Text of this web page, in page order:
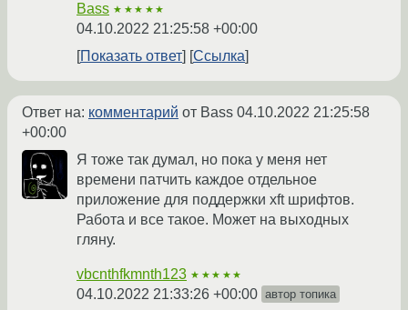
Bass ★★★★★
04.10.2022 21:25:58 +00:00
Показать ответ
Ссылка
Ответ на: комментарий от Bass 04.10.2022 21:25:58
+00:00
Я тоже так думал, но пока у меня нет
времени патчить каждое отдельное
приложение для поддержки xft шрифтов.
Работа и все такое. Может на выходных
гляну.
vbcnthfkmnth123 ★★★★★
04.10.2022 21:33:26 +00:00 автор топика